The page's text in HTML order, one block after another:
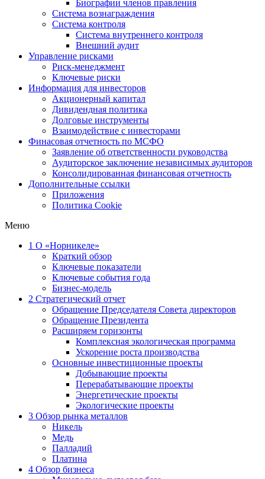
Биографии членов правления
Система вознаграждения
Система контроля
Система внутреннего контроля
Внешний аудит
Управление рисками
Риск-менеджмент
Ключевые риски
Информация для инвесторов
Акционерный капитал
Дивидендная политика
Долговые инструменты
Взаимодействие с инвеcторами
Финасовая отчетность по МСФО
Заявление об ответственности руководства
Аудиторское заключение независимых аудиторов
Консолидированная финансовая отчетность
Дополнительные ссылки
Приложения
Политика Cookie
Меню
1 О «Норникеле»
Краткий обзор
Ключевые показатели
Ключевые события года
Бизнес-модель
2 Стратегический отчет
Обращение Председателя Совета директоров
Обращение Президента
Расширяем горизонты
Комплексная экологическая программа
Ускорение роста производства
Основные инвестиционные проекты
Добывающие проекты
Перерабатывающие проекты
Энергетические проекты
Экологические проекты
3 Обзор рынка металлов
Никель
Медь
Палладий
Платина
4 Обзор бизнеса